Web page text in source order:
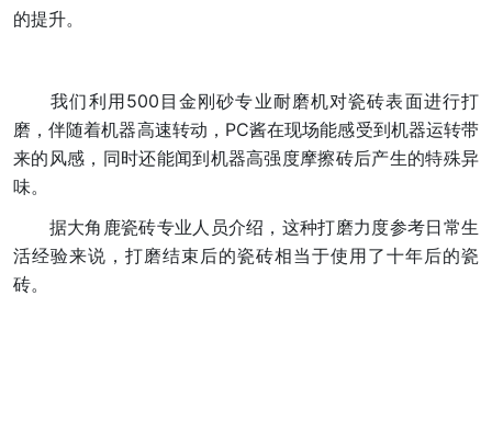
的提升。
我们利用500目金刚砂专业耐磨机对瓷砖表面进行打
磨，伴随着机器高速转动，PC酱在现场能感受到机器运转带
来的风感，同时还能闻到机器高强度摩擦砖后产生的特殊异
味。
据大角鹿瓷砖专业人员介绍，这种打磨力度参考日常生
活经验来说，打磨结束后的瓷砖相当于使用了十年后的瓷
砖。